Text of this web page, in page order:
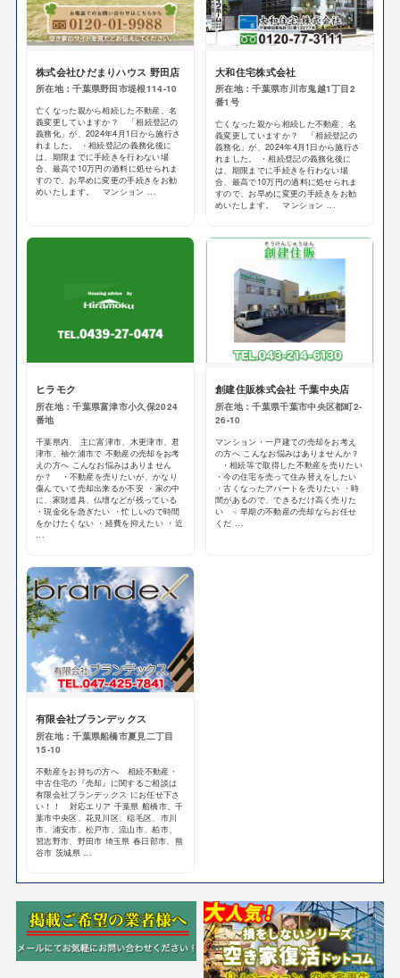
株式会社ひだまりハウス 野田店
所在地：千葉県野田市堤根114-10
亡くなった親から相続した不動産、名
義変更していますか？ 「相続登記の
義務化」が、2024年4月1日から施行さ
れました。 ・相続登記の義務化後に
は、期限までに手続きを行わない場
合、最高で10万円の過料に処せられま
すので、お早めに変更の手続きをお勧
めいたします。 マンション ...
大和住宅株式会社
所在地：千葉県市川市鬼越1丁目2
番1号
亡くなった親から相続した不動産、名
義変更していますか？ 「相続登記の
義務化」が、2024年4月1日から施行さ
れました。 ・相続登記の義務化後に
は、期限までに手続きを行わない場
合、最高で10万円の過料に処せられま
すので、お早めに変更の手続きをお勧
めいたします。 マンション ...
ヒラモク
所在地：千葉県富津市小久保2024
番地
千葉県内、 主に富津市、木更津市、君
津市、袖ケ浦市で 不動産の売却をお考
えの方へ こんなお悩みはありません
か？ ・不動産を売りたいが、かなり
傷んでいて売却出来るか不安 ・家の中
に、家財道具、仏壇などが残っている
・現金化を急ぎたい ・忙しいので時間
をかけたくない ・経費を抑えたい ・近
...
創建住販株式会社 千葉中央店
所在地：千葉県千葉市中央区都町2-
26-10
マンション・一戸建ての売却をお考え
の方へ こんなお悩みはありませんか？
・相続等で取得した不動産を売りたい
・今の住宅を売って住み替えをしたい
・古くなったアパートを売りたい ・時
間があるので、できるだけ高く売りた
い ☟ 早期の不動産の売却ならお任せ
くだ ...
有限会社ブランデックス
所在地：千葉県船橋市夏見二丁目
15‐10
不動産をお持ちの方へ 相続不動産・
中古住宅の『売却』に関するご相談は
有限会社ブランデックス にお任せ下さ
い！！ 対応エリア 千葉県 船橋市、千
葉市中央区、花見川区、稲毛区、市川
市、浦安市、松戸市、流山市、柏市、
習志野市、野田市 埼玉県 春日部市、熊
谷市 茨城県 ...